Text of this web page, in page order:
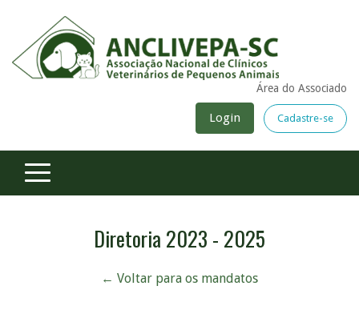
Área do Associado
Login Cadastre-se
Diretoria 2023 - 2025
← Voltar para os mandatos